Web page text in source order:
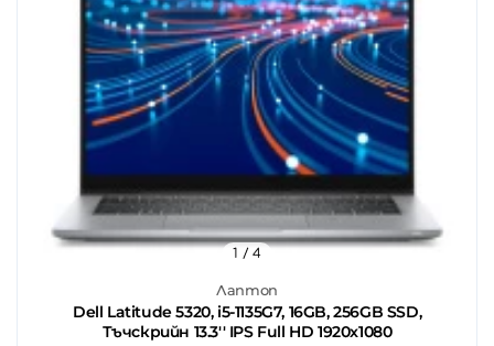
Лаптоп
Dell Latitude 5320, i5-1135G7, 16GB, 256GB SSD,
Тъчскрийн 13.3'' IPS Full HD 1920x1080
1 / 4